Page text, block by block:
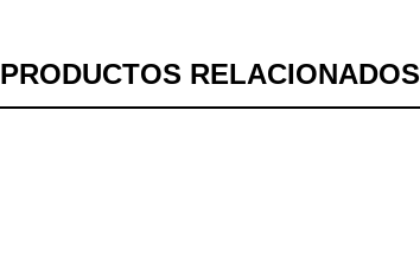
PRODUCTOS RELACIONADOS